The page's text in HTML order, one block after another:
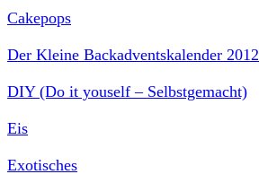
Cakepops
Der Kleine Backadventskalender 2012
DIY (Do it youself – Selbstgemacht)
Eis
Exotisches